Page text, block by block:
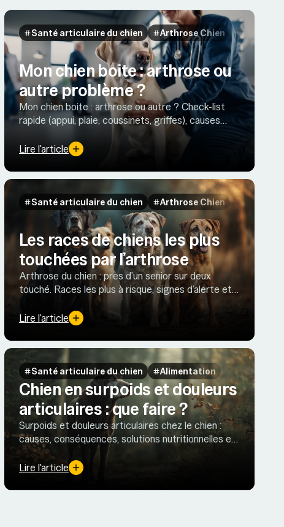
Santé articulaire du chien Arthrose Chien
Mon chien boite : arthrose ou
autre problème ?
Mon chien boite : arthrose ou autre ? Check-list
rapide (appui, plaie, coussinets, griffes), causes
fréquentes, urgences et quand consulter, +
prévention et soulagement.
Lire l'article
Santé articulaire du chien Arthrose Chien
Les races de chiens les plus
touchées par l’arthrose
Arthrose du chien : près d’un senior sur deux
touché. Races les plus à risque, signes d’alerte et
gestes clés pour préserver la mobilité au
quotidien.
Lire l'article
Arthrose
Santé articulaire du chien Alimentation
Chien en surpoids et douleurs
articulaires : que faire ?
Surpoids et douleurs articulaires chez le chien :
causes, conséquences, solutions nutritionnelles et
conseils pratiques pour restaurer mobilité et
confort.
Lire l'article